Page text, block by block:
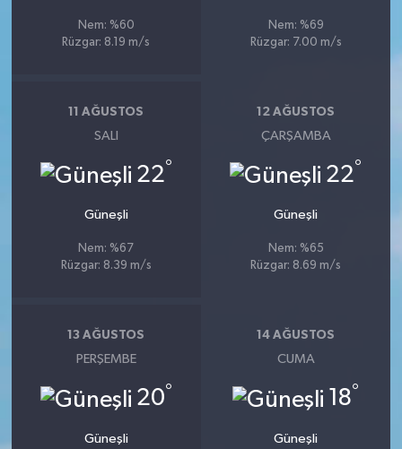
Nem: %60
Rüzgar: 8.19 m/s
Nem: %69
Rüzgar: 7.00 m/s
11 AĞUSTOS
SALI
22°
Güneşli
Nem: %67
Rüzgar: 8.39 m/s
12 AĞUSTOS
ÇARŞAMBA
22°
Güneşli
Nem: %65
Rüzgar: 8.69 m/s
13 AĞUSTOS
PERŞEMBE
20°
Güneşli
14 AĞUSTOS
CUMA
18°
Güneşli